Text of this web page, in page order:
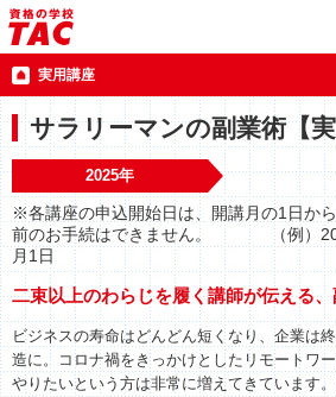
実用講座
サラリーマンの副業術【
2025年
※各講座の申込開始日は、開講月の1日か
前のお手続はできません。 （例）
月1日
二束以上のわらじを履く講師が伝える
ビジネスの寿命はどんどん短くなり、企業は
造に。コロナ禍をきっかけとしたリモートワ
やりたいという方は非常に増えてきています